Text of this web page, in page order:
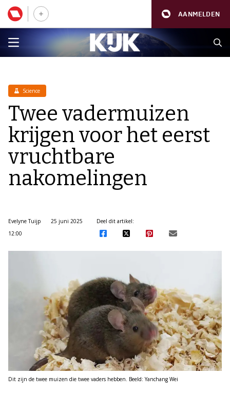
AANMELDEN
Science
Twee vadermuizen
krijgen voor het eerst
vruchtbare
nakomelingen
Evelyne Tuijp
25 juni 2025
12:00
Deel dit artikel:
Dit zijn de twee muizen die twee vaders hebben. Beeld: Yanchang Wei